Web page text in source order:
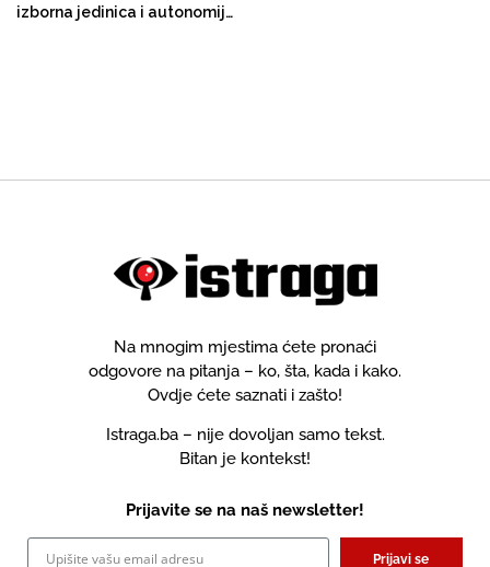
izborna jedinica i autonomija
Na mnogim mjestima ćete pronaći
odgovore na pitanja – ko, šta, kada i kako.
Ovdje ćete saznati i zašto!
Istraga.ba – nije dovoljan samo tekst.
Bitan je kontekst!
Prijavite se na naš newsletter!
Prijavi se